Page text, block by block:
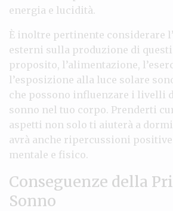
energia e lucidità.
È inoltre pertinente considerare
esterni sulla produzione di
proposito, l’alimentazione,
l’esposizione alla luce solare
che possono influenzare i livelli
sonno nel tuo corpo. Prenderti
aspetti non solo ti aiuterà a
avrà anche ripercussioni
mentale e fisico.
Conseguenze della
Sonno